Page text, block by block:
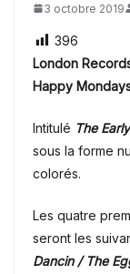
3 octobre 2019
396
London
Happy
Intitulé The
sous la forme
colorés.
Les quatre
seront les
Dancin / The